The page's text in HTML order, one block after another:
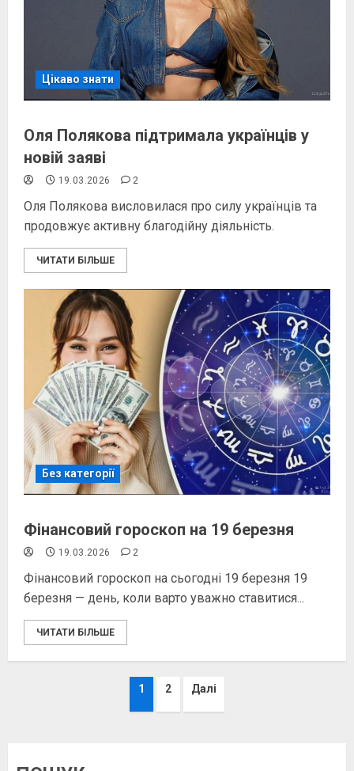
Цікаво знати
Оля Полякова підтримала українців у
новій заяві
19.03.2026 2
Оля Полякова висловилася про силу українців та
продовжує активну благодійну діяльність.
ЧИТАТИ БІЛЬШЕ
Без категорії
Фінансовий гороскоп на 19 березня
19.03.2026 2
Фінансовий гороскоп на сьогодні 19 березня 19
березня — день, коли варто уважно ставитися...
ЧИТАТИ БІЛЬШЕ
Пагінація
1 2 Далі